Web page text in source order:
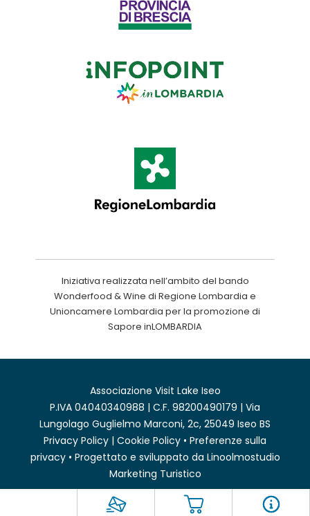
Iniziativa realizzata nell’ambito del bando
Wonderfood & Wine di Regione Lombardia e
Unioncamere Lombardia per la promozione di
Sapore inLOMBARDIA
Associazione Visit Lake Iseo
P.IVA 04040340988 | C.F. 98200490179 | Via
Lungolago Guglielmo Marconi, 2c, 25049 Iseo BS
Privacy Policy | Cookie Policy • Preferenze sulla
privacy• Progettato e sviluppato da Linoolmostudio
Marketing Turistico